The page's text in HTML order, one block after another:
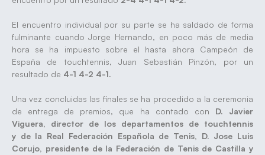
El encuentro individual por su parte se ha saldado de forma
fulminante cuando Jorge Hernando, en poco más de media
hora se ha impuesto sobre el hasta ahora Campeón de
España de touchtennis, Juan Sebastián Pinzón, por un
resultado de 4-1 4-2 4-1.
Una vez concluidas las finales se ha procedido a la ceremonia
de entrega de premios, que ha contado con D. Javier
Viguera, director de los departamentos de touchtennis
y de la Real Federación Española de Tenis, D. Jose Luis
Corujo, presidente de la Federación de Tenis de Castilla y